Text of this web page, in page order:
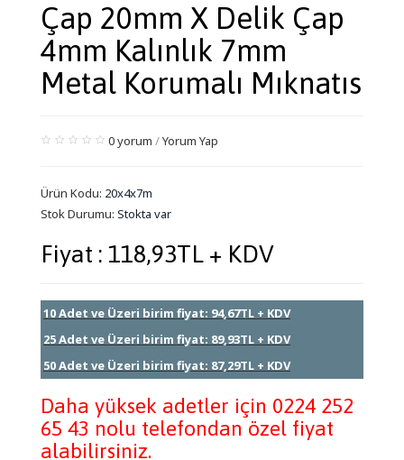
Çap 20mm X Delik Çap
4mm Kalınlık 7mm
Metal Korumalı Mıknatıs
0 yorum /Yorum Yap
Ürün Kodu: 20x4x7m
Stok Durumu: Stokta var
Fiyat : 118,93TL + KDV
10 Adet ve Üzeri birim fiyat: 94,67TL + KDV
25 Adet ve Üzeri birim fiyat: 89,93TL + KDV
50 Adet ve Üzeri birim fiyat: 87,29TL + KDV
Daha yüksek adetler için 0224 252
65 43 nolu telefondan özel fiyat
alabilirsiniz.